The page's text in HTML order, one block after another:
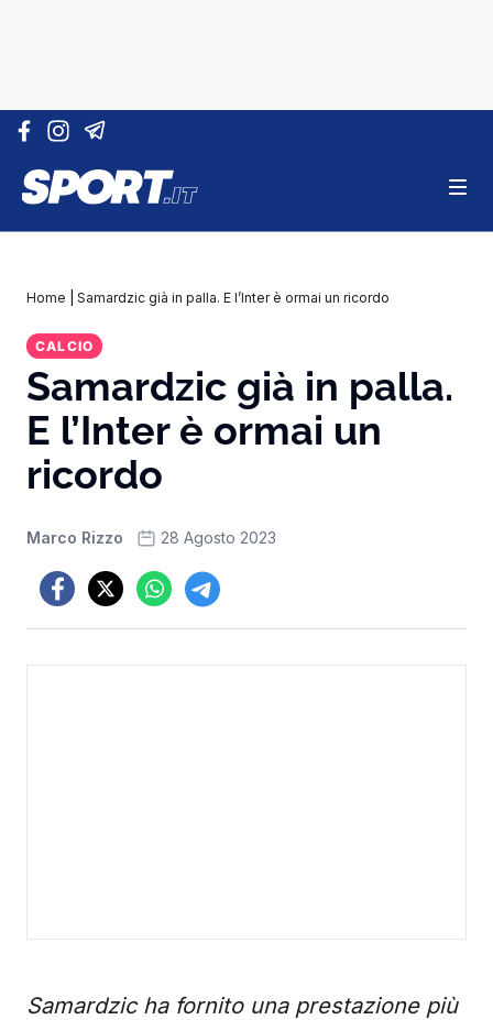
Vai al contenuto
Home Samardzic già in palla. E l’Inter è ormai un ricordo
CALCIO
Samardzic già in palla.
E l’Inter è ormai un
ricordo
Marco Rizzo 28 Agosto 2023
Samardzic ha fornito una prestazione più